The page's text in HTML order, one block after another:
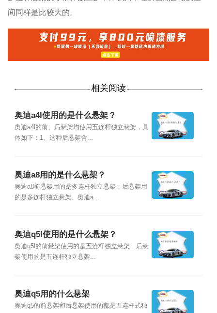
间同样是比较大的。
相关阅读
奥迪a4l使用的是什么悬架？
奥迪a4l的前、后悬架均使用五连杆独立悬架，具
体如下：1、这种后悬架含...
奥迪a8用的是什么悬架？
奥迪a8前悬架用的是多连杆独立悬架，后悬架用
的是多连杆独立悬架。奥迪a...
奥迪q5l使用的是什么悬架？
奥迪q5l的前悬架使用的是五连杆独立悬架，后悬
架使用的是五连杆独立悬架...
奥迪q5用的什么悬架
奥迪q5的前悬架和后悬架使用的都是五连杆式独